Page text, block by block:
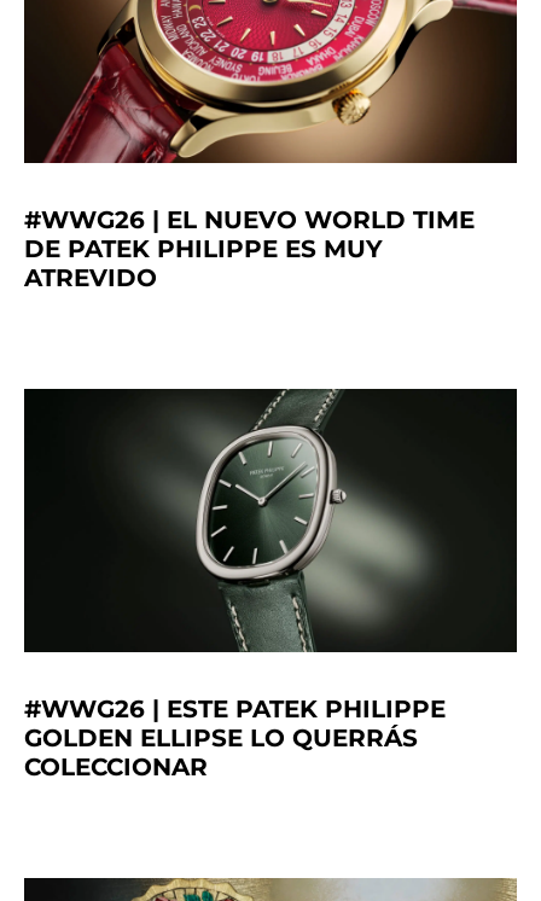
#WWG26 | EL NUEVO WORLD TIME
DE PATEK PHILIPPE ES MUY
ATREVIDO
#WWG26 | ESTE PATEK PHILIPPE
GOLDEN ELLIPSE LO QUERRÁS
COLECCIONAR